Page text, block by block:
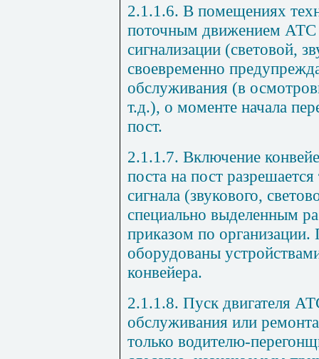
2.1.1.6. В помещениях
поточным движением АТС
сигнализации (световой,
своевременно
обслуживания (в
т.д.), о моменте начала
пост.
2.1.1.7. Включение
поста на пост
сигнала (звукового,
специально выделенным
приказом по
оборудованы
конвейера.
2.1.1.8. Пуск двигателя
обслуживания или
только водителю-